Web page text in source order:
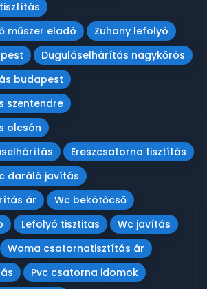
műszer eladó
Zuhany lefolyó
Duguláselhárítás nagykőrös
budapest
szentendre
olcsón
Ereszcsatorna tisztítás
daráló javítás
ár
Wc bekötőcső
Lefolyó tisztitas
Wc javítás
Woma csatornatisztítás ár
Pvc csatorna idomok